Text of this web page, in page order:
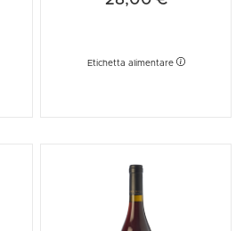
Etichetta alimentare